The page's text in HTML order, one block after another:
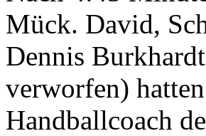
Mück. David,
Dennis
verworfen)
Handballcoach